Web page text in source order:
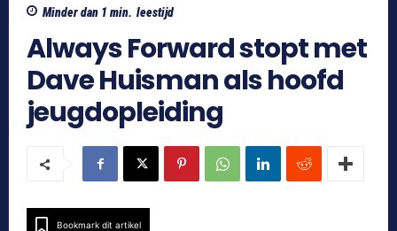
Minder dan 1 min. leestijd
Always Forward stopt met
Dave Huisman als hoofd
jeugdopleiding
Bookmark dit artikel